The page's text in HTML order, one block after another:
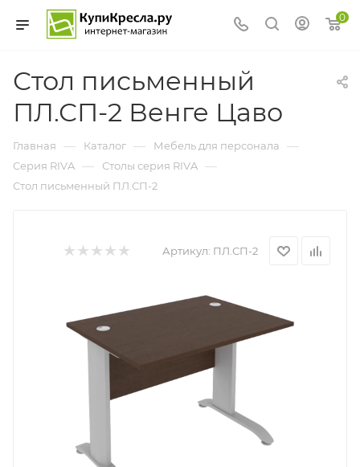
0
Стол письменный
ПЛ.СП-2 Венге Цаво
Главная — Каталог — Мебель для персонала —
Cерия RIVA — Столы серия RIVA —
Стол письменный ПЛ.СП-2
Артикул: ПЛ.СП-2